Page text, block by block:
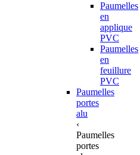
Paumelles
en
applique
PVC
Paumelles
en
feuillure
PVC
Paumelles
portes
alu
‹
Paumelles
portes